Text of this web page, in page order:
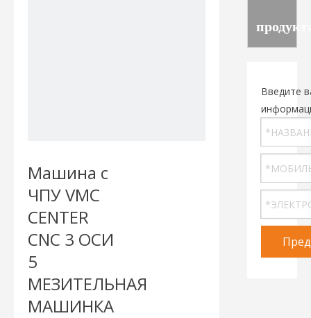
Машина с
ЧПУ VMC
CENTER
CNC 3 ОСИ
5
МЕЗИТЕЛЬНАЯ
МАШИНКА
Введите